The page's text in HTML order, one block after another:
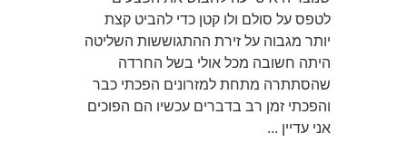
לטפס על סולם ולו קטן כדי להביט קצת
יותר מגבוה על זירת ההתגוששות השליטה
היתה חשובה מכל אולי בשל החרדה
שהסתתרה מתחת למזרונים הפכתי כבר
והפכתי זמן רב בדברים עכשיו הם הפוכים
אני עדיין ...